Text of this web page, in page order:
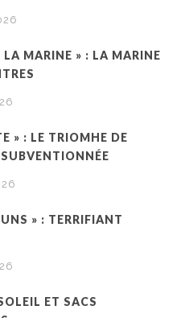
LA MARINE » : LA MARINE
» : LE TRIOMHE DE
» : TERRIFIANT
ET SACS